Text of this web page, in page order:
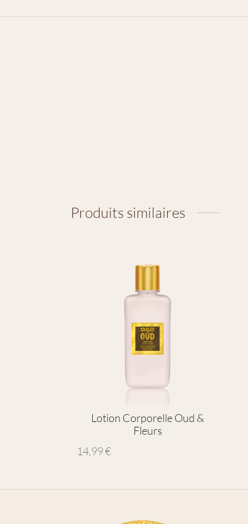
Produits similaires
Lotion Corporelle Oud &
Fleurs
14,99€